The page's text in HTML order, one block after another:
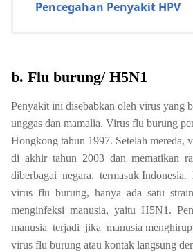
Pencegahan Penyakit HPV
b. Flu burung/ H5N1
Penyakit ini disebabkan oleh virus yang
unggas dan mamalia. Virus flu burung
Hongkong tahun 1997. Setelah mereda,
di akhir tahun 2003 dan mematikan
diberbagai negara, termasuk
virus flu burung, hanya ada satu
menginfeksi manusia, yaitu H5N1.
manusia terjadi jika manusia menghirup
virus flu burung atau kontak langsung